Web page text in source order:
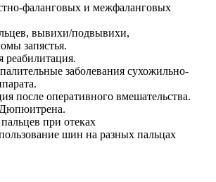
фаланговых и межфаланговых
вывихи/подвывихи,
запястья.
реабилитация.
заболевания сухожильно-
после оперативного вмешательства.
при отеках
шин на разных пальцах